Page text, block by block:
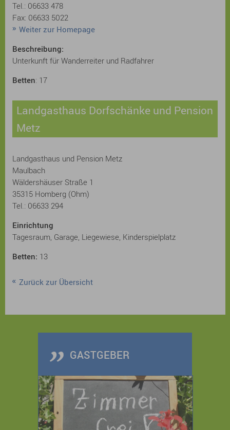
Tel.: 06633 478
Fax: 06633 5022
Weiter zur Homepage
Beschreibung:
Unterkunft für Wanderreiter und Radfahrer
Betten: 17
Landgasthaus Dorfschänke und Pension
Metz
Landgasthaus und Pension Metz
Maulbach
Wäldershäuser Straße 1
35315 Homberg (Ohm)
Tel.: 06633 294
Einrichtung
Tagesraum, Garage, Liegewiese, Kinderspielplatz
Betten: 13
Zurück zur Übersicht
GASTGEBER